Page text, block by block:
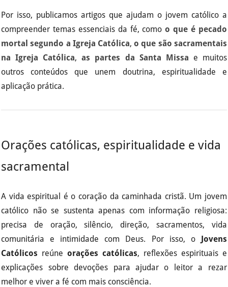
Por isso, publicamos artigos que ajudam o jovem católico a
compreender temas essenciais da fé, comoo que é pecado
mortal segundo a Igreja Católica,o que são sacramentais
na Igreja Católica,as partes da Santa Missa e muitos
outros conteúdos que unem doutrina, espiritualidade e
aplicação prática.
Orações católicas, espiritualidade e vida
sacramental
A vida espiritual é o coração da caminhada cristã. Um jovem
católico não se sustenta apenas com informação religiosa:
precisa de oração, silêncio, direção, sacramentos, vida
comunitária e intimidade com Deus. Por isso, o Jovens
Católicos reúneorações católicas, reflexões espirituais e
explicações sobre devoções para ajudar o leitor a rezar
melhor e viver a fé com mais consciência.